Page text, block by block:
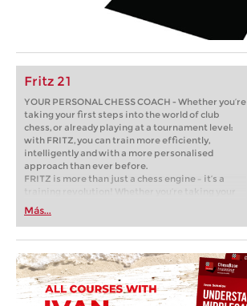
Fritz 21
YOUR PERSONAL CHESS COACH - Whether you’re
taking your first steps into the world of club
chess, or already playing at a tournament level:
with FRITZ, you can train more efficiently,
intelligently and with a more personalised
approach than ever before.
FRITZ is more than just a chess engine – it’s a
training revolution! Whether you’re taking your
first steps into the world of club chess, or already
playing at a tournament level: with FRITZ, you can
train more efficiently, intelligently and with a
more personalised approach than ever before.
Más...